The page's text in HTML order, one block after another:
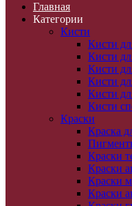
Главная
Категории
Кисти
Кисти
Кисти
Кисти
Кисти
Кисти
Кисти
Краски
Краска
Краски
Краски
Краски
Краски